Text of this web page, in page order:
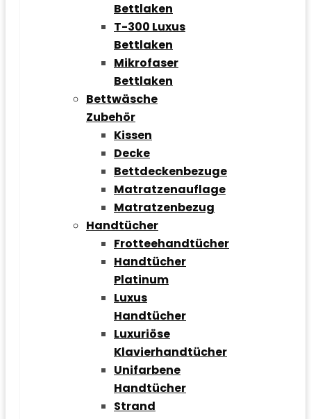
Bettlaken
T-300 Luxus
Bettlaken
Mikrofaser
Bettlaken
Bettwäsche
Zubehör
Kissen
Decke
Bettdeckenbezuge
Matratzenauflage
Matratzenbezug
Handtücher
Frotteehandtücher
Handtücher
Platinum
Luxus
Handtücher
Luxuriöse
Klavierhandtücher
Unifarbene
Handtücher
Strand